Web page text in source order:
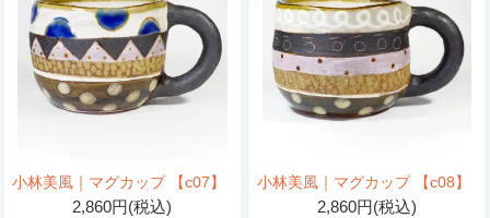
小林美風｜マグカップ 【c07】
2,860円(税込)
小林美風｜マグカップ 【c08】
2,860円(税込)